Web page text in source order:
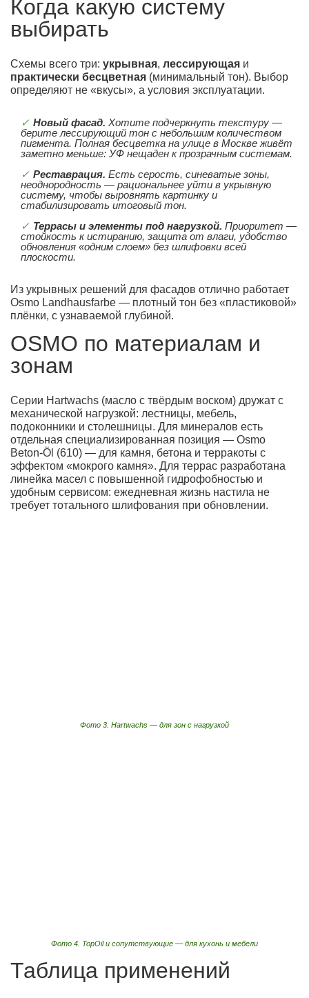
Когда какую систему
выбирать
Схемы всего три: укрывная, лессирующая и
практически бесцветная (минимальный тон). Выбор
определяют не «вкусы», а условия эксплуатации.
Новый фасад. Хотите подчеркнуть текстуру —
берите лессирующий тон с небольшим количеством
пигмента. Полная бесцветка на улице в Москве живёт
заметно меньше: УФ нещаден к прозрачным системам.
Реставрация. Есть серость, синеватые зоны,
неоднородность — рациональнее уйти в укрывную
систему, чтобы выровнять картинку и
стабилизировать итоговый тон.
Террасы и элементы под нагрузкой. Приоритет —
стойкость к истиранию, защита от влаги, удобство
обновления «одним слоем» без шлифовки всей
плоскости.
Из укрывных решений для фасадов отлично работает
Osmo Landhausfarbe — плотный тон без «пластиковой»
плёнки, с узнаваемой глубиной.
OSMO по материалам и
зонам
Серии Hartwachs (масло с твёрдым воском) дружат с
механической нагрузкой: лестницы, мебель,
подоконники и столешницы. Для минералов есть
отдельная специализированная позиция — Osmo
Beton-Öl (610) — для камня, бетона и терракоты с
эффектом «мокрого камня». Для террас разработана
линейка масел с повышенной гидрофобностью и
удобным сервисом: ежедневная жизнь настила не
требует тотального шлифования при обновлении.
Фото 3. Hartwachs — для зон с нагрузкой
Фото 4. TopOil и сопутствующие — для кухонь и мебели
Таблица применений